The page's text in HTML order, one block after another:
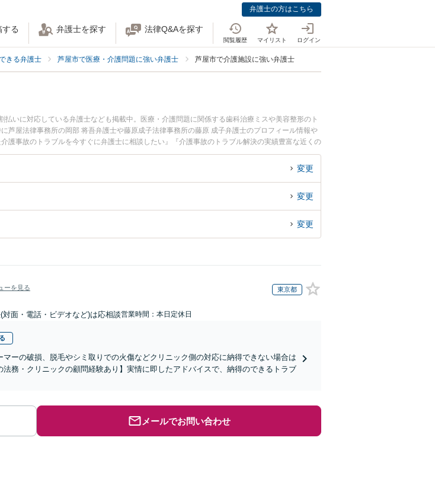
弁護士の方はこちら
る 弁護士を探す 法律Q&Aを探す
閲覧履歴 マイリスト ログイン
きる弁護士 芦屋市で医療・介護問題に強い弁護士 芦屋市で介護施設に強い弁護士
いに対応している弁護士なども掲載中。医療・介護問題に関係する歯科治療ミスや美容整形のト
芦屋法律事務所の岡部 将吾弁護士や藤原成子法律事務所の藤原 成子弁護士のプロフィール情報や
護事故のトラブルを今すぐに弁護士に相談したい』『介護事故のトラブル解決の実績豊富な近くの
護士に相談予約したい』などでお困りの相談者さんにおすすめです。
変更
変更
変更
ーを見る 東京都
対面・電話・ビデオなど)は応相談営業時間：本日定休日
マーの破損、脱毛やシミ取りでの火傷などクリニック側の対応に納得できない場合は
務・クリニックの顧問経験あり】実情に即したアドバイスで、納得のできるトラブ
メールでお問い合わせ